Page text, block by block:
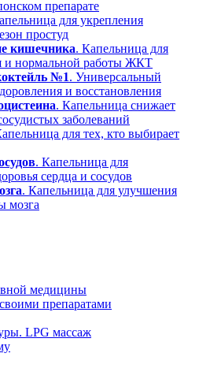
препарате
для укрепления
простуд
кишечника. Капельница для
и нормальной работы ЖКТ
№1. Универсальный
и восстановления
. Капельница снижает
заболеваний
для тех, кто выбирает
. Капельница для
сердца и сосудов
. Капельница для улучшения
мозга
медицины
препаратами
LPG массаж